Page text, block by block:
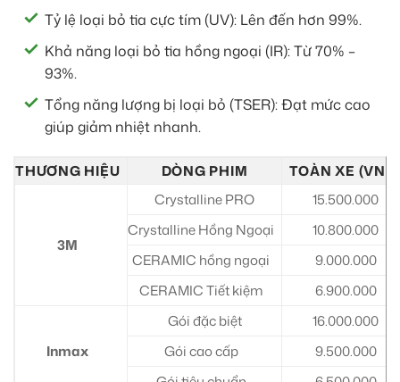
Tỷ lệ loại bỏ tia cực tím (UV): Lên đến hơn 99%.
Khả năng loại bỏ tia hồng ngoại (IR): Từ 70% –
93%.
Tổng năng lượng bị loại bỏ (TSER): Đạt mức cao
giúp giảm nhiệt nhanh.
THƯƠNG HIỆU DÒNG PHIM TOÀN XE
3M
Crystalline PRO
15.500.000
Crystalline Hồng Ngoại
10.800.000
CERAMIC hồng ngoại
9.000.000
CERAMIC Tiết kiệm
6.900.000
Inmax
Gói đặc biệt
16.000.000
Gói cao cấp
9.500.000